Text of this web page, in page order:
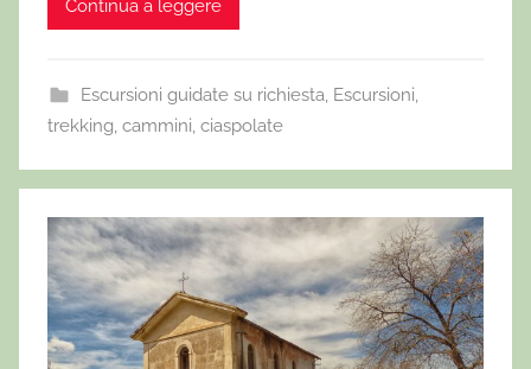
Continua a leggere
Escursioni guidate su richiesta, Escursioni,
trekking, cammini, ciaspolate